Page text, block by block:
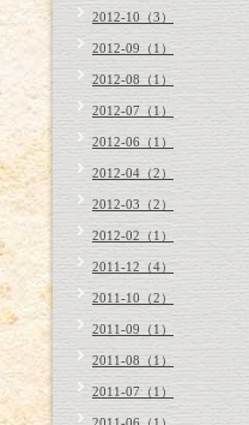
2012-10（3）
2012-09（1）
2012-08（1）
2012-07（1）
2012-06（1）
2012-04（2）
2012-03（2）
2012-02（1）
2011-12（4）
2011-10（2）
2011-09（1）
2011-08（1）
2011-07（1）